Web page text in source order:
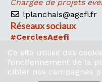
Chargée de projets
lplanchais@agefi.fr
Réseaux sociaux
#CerclesAgefi
tter
ked
in
Ce site utilise des
fonctionnement de la
cibler nos campagnes